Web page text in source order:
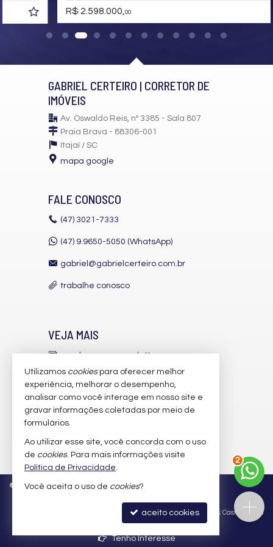
Cozinha Americana
Sala de TV
Salão de Festas
Espaço Gourmet
Espaço Fitness
Medidores Individuais
Portão Eletrônico
Playground
Brinquedoteca
Gás Central
Deck Molhado
Espaço Zen
Box de Praia
Hall Decorado e Mobiliado
Rua Vergínia Ângelo Severino
Praia Brava
Itajaí /SC
R$ 2.598.000,00
GABRIEL CERTEIRO | CORRETOR DE
IMÓVEIS
Av. Oswaldo Reis, nº 3385 - Sala 807
Praia Brava - 88306-001
Itajaí / SC
mapa google
FALE CONOSCO
(47) 3021-7333
(47) 9.9650-5050 (WhatsApp)
gabriel@gabrielcerteiro.com.br
trabalhe conosco
VEJA MAIS
receba nosso newsletter
indicadores financeiros
cadastre seu imóvel
imóveis favoritos
mapa de imóveis
© 2026 CRECI/SC 22.249-F Política de Privacidade
Site para imobiliárias: Castel Digital
2
Tenho Interesse
Utilizamos cookiespara oferecer melhor
experiência, melhorar o desempenho,
analisar como você interage em nosso site e
gravar informações coletadas por meio de
formulários.
Ao utilizar esse site, você concorda com o uso
de cookies. Para mais informações visite
Política de Privacidade.
Você aceita o uso de cookies?
aceito cookies